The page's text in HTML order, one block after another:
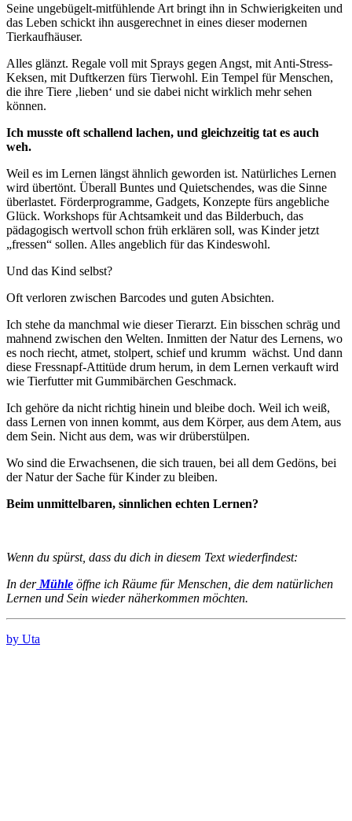
Seine ungebügelt-mitfühlende Art bringt ihn in Schwierigkeiten und
das Leben schickt ihn ausgerechnet in eines dieser modernen
Tierkaufhäuser.
Alles glänzt. Regale voll mit Sprays gegen Angst, mit Anti-Stress-
Keksen, mit Duftkerzen fürs Tierwohl. Ein Tempel für Menschen,
die ihre Tiere ‚lieben‘ und sie dabei nicht wirklich mehr sehen
können.
Ich musste oft schallend lachen, und gleichzeitig tat es auch
weh.
Weil es im Lernen längst ähnlich geworden ist. Natürliches Lernen
wird übertönt. Überall Buntes und Quietschendes, was die Sinne
überlastet. Förderprogramme, Gadgets, Konzepte fürs angebliche
Glück. Workshops für Achtsamkeit und das Bilderbuch, das
pädagogisch wertvoll schon früh erklären soll, was Kinder jetzt
„fressen“ sollen. Alles angeblich für das Kindeswohl.
Und das Kind selbst?
Oft verloren zwischen Barcodes und guten Absichten.
Ich stehe da manchmal wie dieser Tierarzt. Ein bisschen schräg und
mahnend zwischen den Welten. Inmitten der Natur des Lernens, wo
es noch riecht, atmet, stolpert, schief und krumm wächst. Und dann
diese Fressnapf-Attitüde drum herum, in dem Lernen verkauft wird
wie Tierfutter mit Gummibärchen Geschmack.
Ich gehöre da nicht richtig hinein und bleibe doch. Weil ich weiß,
dass Lernen von innen kommt, aus dem Körper, aus dem Atem, aus
dem Sein. Nicht aus dem, was wir drüberstülpen.
Wo sind die Erwachsenen, die sich trauen, bei all dem Gedöns, bei
der Natur der Sache für Kinder zu bleiben.
Beim unmittelbaren, sinnlichen echten Lernen?
Wenn du spürst, dass du dich in diesem Text wiederfindest:
In derMühle öffne ich Räume für Menschen, die dem natürlichen
Lernen und Sein wieder näherkommen möchten.
by Uta